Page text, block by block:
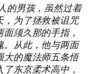
的男孩，虽然过着
，为了拯救被诅咒
须久那的手指，
从此，他与两面
大的魔法师五条悟
东京柔术高中，